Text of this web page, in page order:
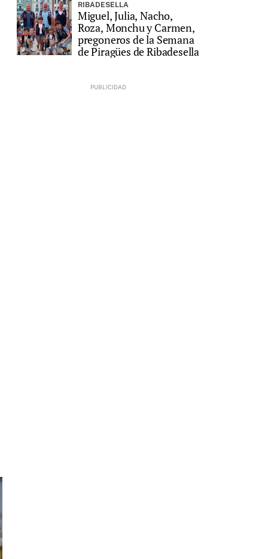
RIBADESELLA
Miguel, Julia, Nacho,
Roza, Monchu y Carmen,
pregoneros de la Semana
de Piragües de Ribadesella